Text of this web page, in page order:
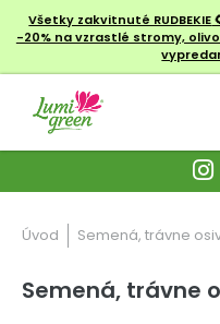
Všetky zakvitnuté RUDBEKIE
-20% na vzrastlé stromy,
Úvod Semená, trávne
Semená, trávne